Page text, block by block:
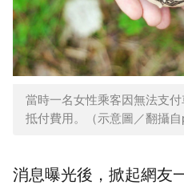
當時一名女性乘客因無法支付
抵付費用。（示意圖／翻攝自
消息曝光後，掀起網友